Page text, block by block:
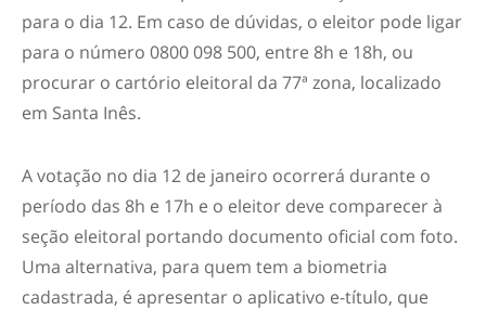
para o dia 12. Em caso de dúvidas, o eleitor pode ligar
para o número 0800 098 500, entre 8h e 18h, ou
procurar o cartório eleitoral da 77ª zona, localizado
em Santa Inês.
A votação no dia 12 de janeiro ocorrerá durante o
período das 8h e 17h e o eleitor deve comparecer à
seção eleitoral portando documento oficial com foto.
Uma alternativa, para quem tem a biometria
cadastrada, é apresentar o aplicativo e-título, que